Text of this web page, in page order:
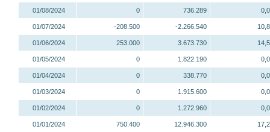
01/08/2024 0 736.289
01/07/2024 -208.500 -2.266.540
01/06/2024 253.000 3.673.730
01/05/2024 0 1.822.190
01/04/2024 0 338.770
01/03/2024 0 1.915.600
01/02/2024 0 1.272.960
01/01/2024 750.400 12.946.300